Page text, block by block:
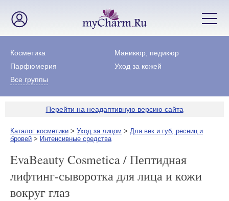
Косметика
Маникюр, педикюр
Парфюмерия
Уход за кожей
Все группы
Перейти на неадаптивную версию сайта
Каталог косметики > Уход за лицом > Для век и губ, ресниц и
бровей > Интенсивные средства
EvaBeauty Cosmetica / Пептидная
лифтинг-сыворотка для лица и кожи
вокруг глаз